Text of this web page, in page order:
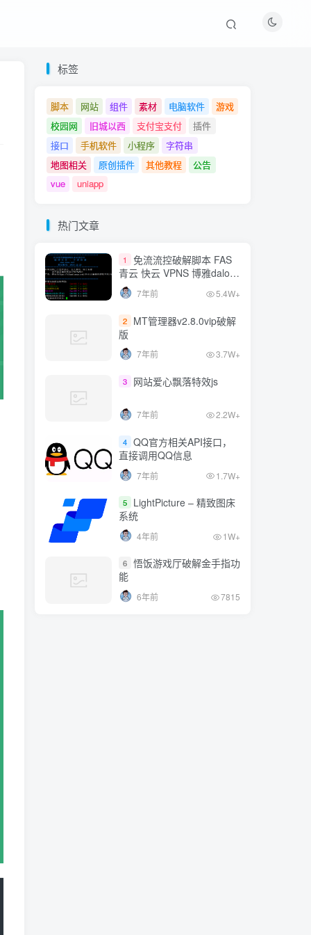
热门文章
1
免流流控破解脚本 FAS
青云 快云 VPNS 博雅dalo最
新集合
7年前
2 MT管理器v2.8.0vip破解
7年前 2.2W+
4
直接调用QQ信息
7年前 1.7W+
5
系统
4年前
6
能
6年前 7815
标签
脚本 网站 组件 素材 电脑软件
游戏
校园网
旧城以西 支付宝支付
插件
接口
手机软件 小程序
字符串
地图相关
原创插件 其他教程
公告
vue
uniapp
热门文章
1
免流流控破解脚本 FAS
青云 快云 VPNS 博雅dalo最
新集合
7年前 5.4W+
2
MT管理器v2.8.0vip破解
版
7年前 3.7W+
3 网站爱心飘落特效js
7年前 2.2W+
4 QQ官方相关API接口，
直接调用QQ信息
7年前 1.7W+
5
LightPicture – 精致图床
系统
4年前 1W+
6 悟饭游戏厅破解金手指功
能
6年前 7815